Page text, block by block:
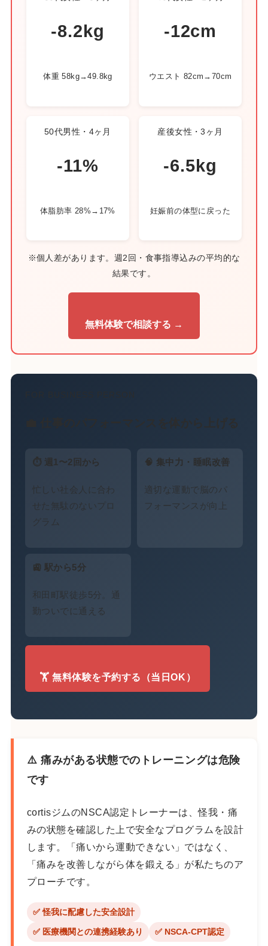
-8.2kg
体重 58kg→49.8kg
-12cm
ウエスト 82cm→70cm
50代男性・4ヶ月
-11%
体脂肪率 28%→17%
産後女性・3ヶ月
-6.5kg
妊娠前の体型に戻った
※個人差があります。週2回・食事指導込みの平均的な
結果です。
無料体験で相談する →
💼 仕事のパフォーマンスを体から上げる
⏱ 週1〜2回から
忙しい社会人に合わ
せた無駄のないプロ
グラム
🧠 集中力・睡眠改善
適切な運動で脳のパ
フォーマンスが向上
🚉 駅から5分
和田町駅徒歩5分。通
勤ついでに通える
🏋️ 無料体験を予約する（当日OK）
⚠️ 痛みがある状態でのトレーニングは危険
です
cortisジムのNSCA認定トレーナーは、怪我・痛
みの状態を確認した上で安全なプログラムを設計
します。「痛いから運動できない」ではなく、
「痛みを改善しながら体を鍛える」が私たちのア
プローチです。
✅ 怪我に配慮した安全設計
✅ 医療機関との連携経験あり ✅ NSCA-CPT認定